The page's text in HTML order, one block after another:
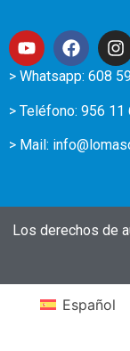
> Whatsapp: 608
> Teléfono: 956 11
> Mail:
Los derechos de
Español